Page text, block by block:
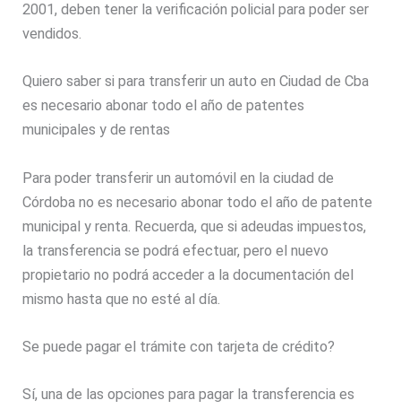
2001, deben tener la verificación policial para poder ser
vendidos.
Quiero saber si para transferir un auto en Ciudad de Cba
es necesario abonar todo el año de patentes
municipales y de rentas
Para poder transferir un automóvil en la ciudad de
Córdoba no es necesario abonar todo el año de patente
municipal y renta. Recuerda, que si adeudas impuestos,
la transferencia se podrá efectuar, pero el nuevo
propietario no podrá acceder a la documentación del
mismo hasta que no esté al día.
Se puede pagar el trámite con tarjeta de crédito?
Sí, una de las opciones para pagar la transferencia es